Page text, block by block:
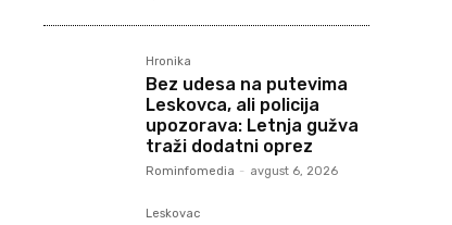
Hronika
Bez udesa na putevima
Leskovca, ali policija
upozorava: Letnja gužva
traži dodatni oprez
Rominfomedia - avgust 6, 2026
Leskovac